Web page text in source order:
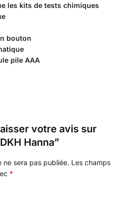
les kits de tests chimiques
bouton
pile AAA
votre avis sur
Hanna”
ne sera pas publiée. Les champs
*